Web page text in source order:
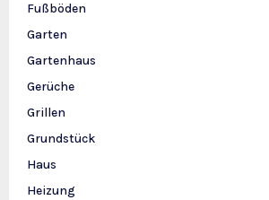
Fußböden
Garten
Gartenhaus
Gerüche
Grillen
Grundstück
Haus
Heizung